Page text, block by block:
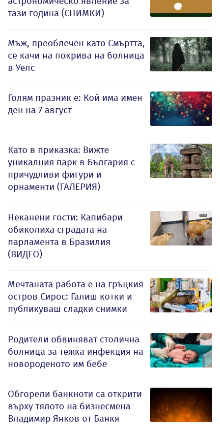
тази година (СНИМКИ)
Мъж, преоблечен като Смъртта,
се качи на покрива на болница
в Уелс
Голям празник е: Кой има имен
ден на 7 август
Като в приказка: Вижте
уникалния парк в България с
причудливи фигури и
орнаменти (ГАЛЕРИЯ)
Неканени гости: Капибари
обиколиха сградата на
парламента в Бразилия
(ВИДЕО)
Мечтаната работа е на гръцкия
остров Сирос: Галиш котки и
публикуваш сладки снимки
Родители обвиняват столична
болница за тежка инфекция на
новороденото им бебе
Обгорели банкноти са открити
върху тялото на бизнесмена
Владимир Янков от Банкя